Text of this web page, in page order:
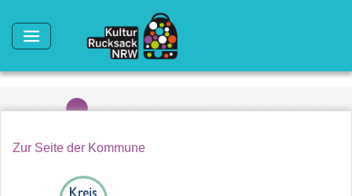
Zur Seite der Kommune